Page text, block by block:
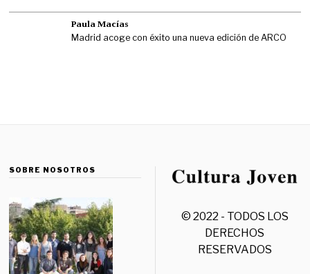
Paula Macías
Madrid acoge con éxito una nueva edición de ARCO
SOBRE NOSOTROS
© 2022 - TODOS LOS
DERECHOS
RESERVADOS